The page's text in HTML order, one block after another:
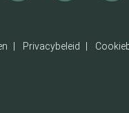
Privacybeleid